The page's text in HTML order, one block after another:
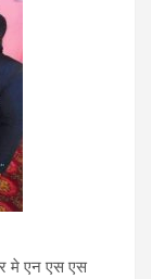
मे एन एस एस